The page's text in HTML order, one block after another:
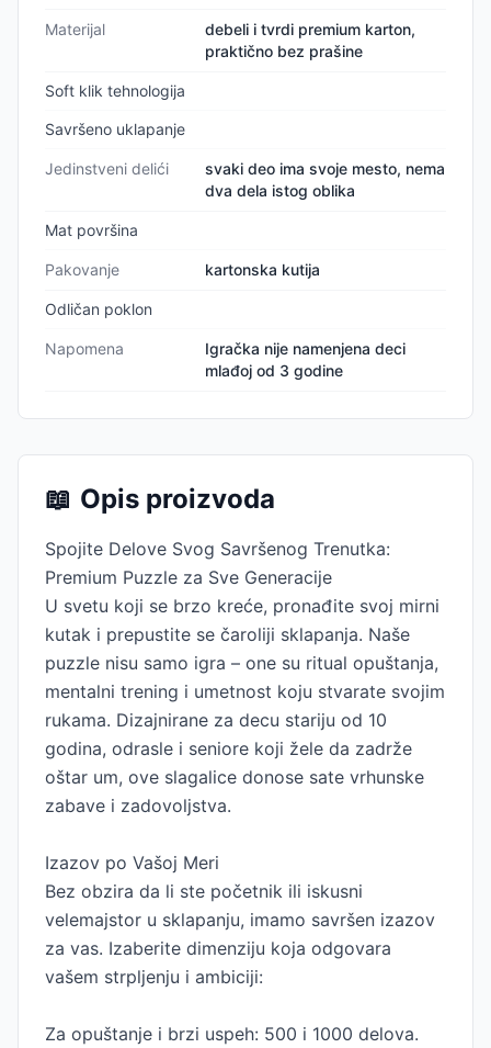
Materijal
debeli i tvrdi premium karton,
praktično bez prašine
Soft klik tehnologija
Savršeno uklapanje
Jedinstveni delići
svaki deo ima svoje mesto, nema
dva dela istog oblika
Mat površina
Pakovanje kartonska kutija
Odličan poklon
Napomena
Igračka nije namenjena deci
mlađoj od 3 godine
📖 Opis proizvoda
Spojite Delove Svog Savršenog Trenutka:
Premium Puzzle za Sve Generacije
U svetu koji se brzo kreće, pronađite svoj mirni
kutak i prepustite se čaroliji sklapanja. Naše
puzzle nisu samo igra – one su ritual opuštanja,
mentalni trening i umetnost koju stvarate svojim
rukama. Dizajnirane za decu stariju od 10
godina, odrasle i seniore koji žele da zadrže
oštar um, ove slagalice donose sate vrhunske
zabave i zadovoljstva.
Izazov po Vašoj Meri
Bez obzira da li ste početnik ili iskusni
velemajstor u sklapanju, imamo savršen izazov
za vas. Izaberite dimenziju koja odgovara
vašem strpljenju i ambiciji:
Za opuštanje i brzi uspeh: 500 i 1000 delova.